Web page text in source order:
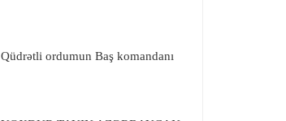
Qüdrətli ordumun Baş komandanı